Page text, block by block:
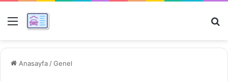
Menü
Anasayfa /Genel